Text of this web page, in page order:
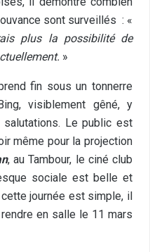
sont surveillés : «
plus la possibilité de
»
fin sous un tonnerre
visiblement gêné, y
Le public est
même pour la projection
, au Tambour, le ciné club
sociale est belle et
journée est simple, il
en salle le 11 mars